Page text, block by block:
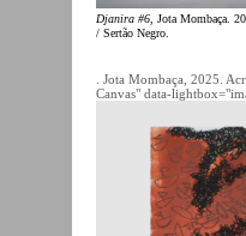
Djanira #6, Jota Mombaça.
/ Sertão Negro.
. Jota Mombaça, 2025.
Canvas" data-